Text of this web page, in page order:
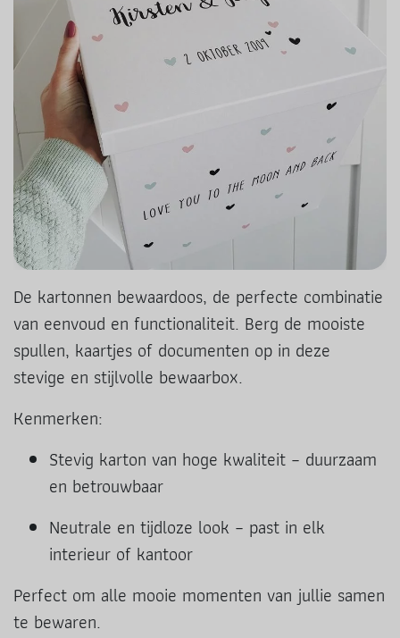
De kartonnen bewaardoos, de perfecte combinatie
van eenvoud en functionaliteit. Berg de mooiste
spullen, kaartjes of documenten op in deze
stevige en stijlvolle bewaarbox.
Kenmerken:
Stevig karton van hoge kwaliteit – duurzaam
en betrouwbaar
Neutrale en tijdloze look – past in elk
interieur of kantoor
Perfect om alle mooie momenten van jullie samen
te bewaren.